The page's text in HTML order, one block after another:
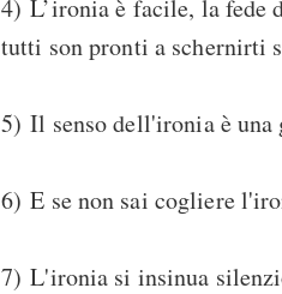
4) L’ironia è facile, la fede
tutti son pronti a schernirti
5) Il senso dell'ironia è una
6) E se non sai cogliere
7) L'ironia si insinua